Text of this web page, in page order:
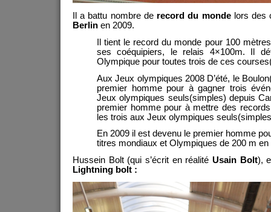
Il a battu nombre de record du mondelors des
Berlin en 2009.
Il tient le record du monde pour 100
ses coéquipiers, le relais 4×100m. Il
Olympique pour toutes trois de ces
Aux Jeux olympiques 2008 D’été, le
premier homme pour à gagner trois
Jeux olympiques seuls(simples) depuis
premier homme pour à mettre des
les trois aux Jeux olympiques
En 2009 il est devenu le premier homme
titres mondiaux et Olympiques de 200 m
Hussein Bolt (qui s’écrit en réalité Usain Bolt),
Lightning bolt :